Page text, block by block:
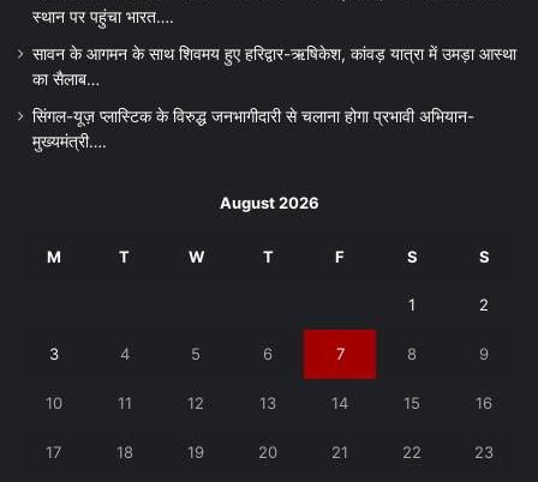
स्थान पर पहुंचा भारत….
सावन के आगमन के साथ शिवमय हुए हरिद्वार-ऋषिकेश, कांवड़ यात्रा में उमड़ा आस्था
का सैलाब…
सिंगल-यूज़ प्लास्टिक के विरुद्ध जनभागीदारी से चलाना होगा प्रभावी अभियान-
मुख्यमंत्री….
August 2026
M T W T F S S
1 2
3 4 5 6 7 8 9
10 11 12 13 14 15 16
17 18 19 20 21 22 23